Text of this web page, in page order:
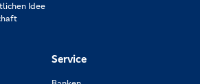
Idee
Service